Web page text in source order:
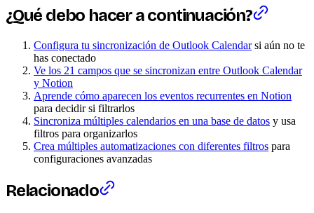
¿Qué debo hacer a continuación?
Configura tu sincronización de Outlook Calendarsi aún no te
has conectado
Ve los 21 campos que se sincronizan entre Outlook Calendar
y Notion
Aprende cómo aparecen los eventos recurrentes en Notion
para decidir si filtrarlos
Sincroniza múltiples calendarios en una base de datos y usa
filtros para organizarlos
Crea múltiples automatizaciones con diferentes filtros para
configuraciones avanzadas
Relacionado